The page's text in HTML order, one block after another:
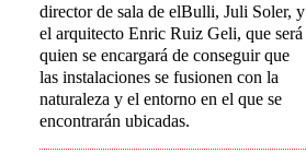
director de sala de elBulli, Juli Soler, y
el arquitecto Enric Ruiz Geli, que será
quien se encargará de conseguir que
las instalaciones se fusionen con la
naturaleza y el entorno en el que se
encontrarán ubicadas.